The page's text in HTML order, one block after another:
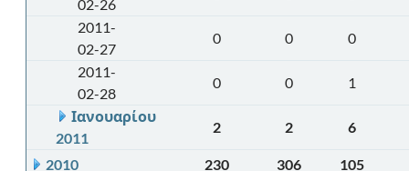
02-26
2011-
02-27
0 0
0
2011-
02-28
0 0
1
Ιανουαρίου
2011
2 2 6
2010 230 306
105